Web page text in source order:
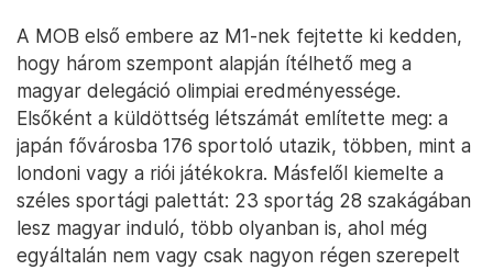
A MOB első embere az M1-nek fejtette ki kedden,
hogy három szempont alapján ítélhető meg a
magyar delegáció olimpiai eredményessége.
Elsőként a küldöttség létszámát említette meg: a
japán fővárosba 176 sportoló utazik, többen, mint a
londoni vagy a riói játékokra. Másfelől kiemelte a
széles sportági palettát: 23 sportág 28 szakágában
lesz magyar induló, több olyanban is, ahol még
egyáltalán nem vagy csak nagyon régen szerepelt